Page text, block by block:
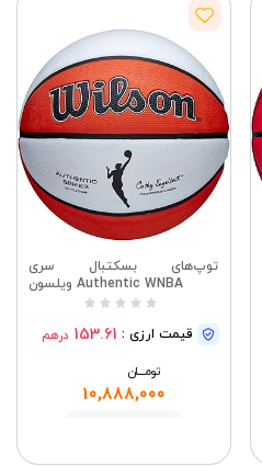
توپ‌های بسکتبال سری
Authentic WNBA ویلسون
قیمت ارزی : 153.61 درهم
تومــــــان
10,888,000